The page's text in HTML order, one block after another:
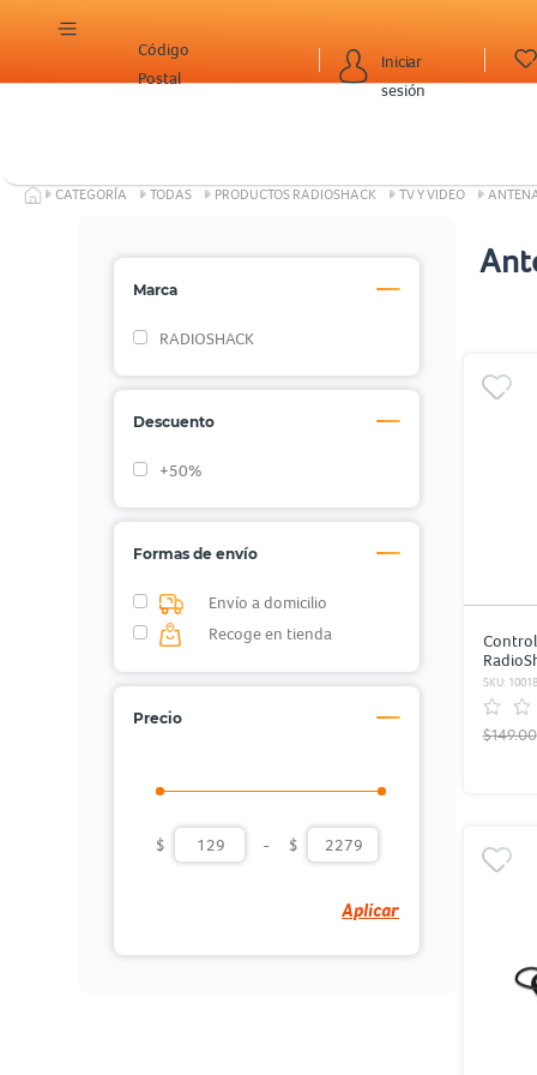
Iniciar
sesión
Código
Postal
CATEGORÍA TODAS PRODUCTOS RADIOSHACK TV Y VIDEO
Marca
RADIOSHACK
Descuento
+50%
Formas de envío
Envío a domicilio
Recoge en tienda
Precio
$ - $
Aplicar
SKU:
$149.00